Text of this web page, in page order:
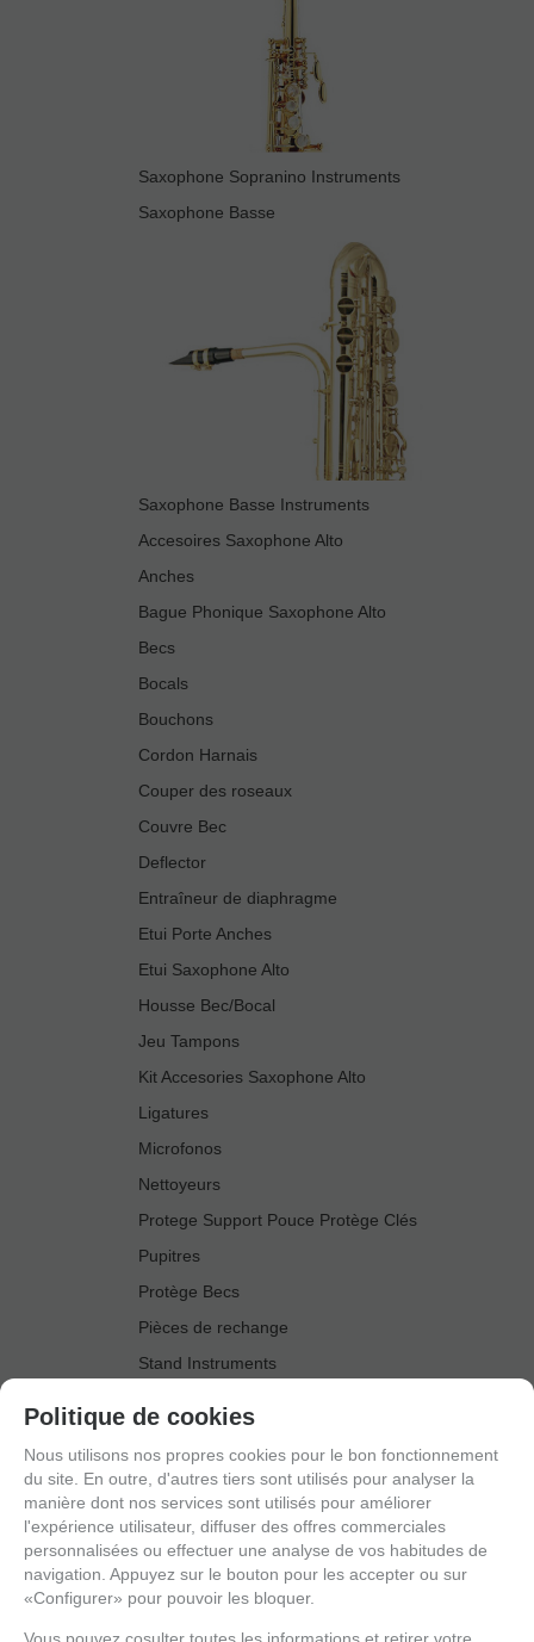
Saxophone Sopranino Instruments
Saxophone Basse
Saxophone Basse Instruments
Accesoires Saxophone Alto
Anches
Bague Phonique Saxophone Alto
Becs
Bocals
Bouchons
Cordon Harnais
Couper des roseaux
Couvre Bec
Deflector
Entraîneur de diaphragme
Etui Porte Anches
Etui Saxophone Alto
Housse Bec/Bocal
Jeu Tampons
Kit Accesories Saxophone Alto
Ligatures
Microfonos
Nettoyeurs
Protege Support Pouce Protège Clés
Pupitres
Protège Becs
Pièces de rechange
Stand Instruments
Anches
Bague Phonique Saxophone Tenor
Bocals
Cordon Harnais
Politique de cookies
Nous utilisons nos propres cookies pour le bon fonctionnement
du site. En outre, d'autres tiers sont utilisés pour analyser la
manière dont nos services sont utilisés pour améliorer
l'expérience utilisateur, diffuser des offres commerciales
personnalisées ou effectuer une analyse de vos habitudes de
navigation. Appuyez sur le bouton pour les accepter ou sur
«Configurer» pour pouvoir les bloquer.